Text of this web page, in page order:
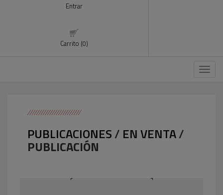
Entrar
Carrito (0)
Menú
PUBLICACIONES/ EN VENTA/
PUBLICACIÓN